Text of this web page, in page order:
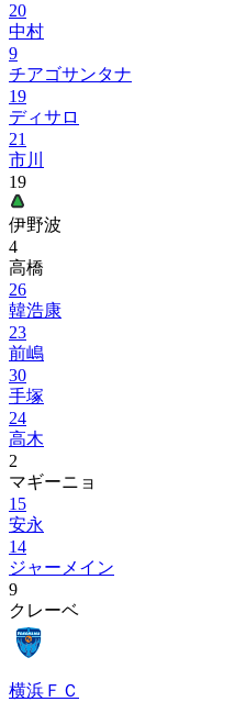
20
中村
9
チアゴサンタナ
19
ディサロ
21
市川
19
伊野波
4
高橋
26
韓浩康
23
前嶋
30
手塚
24
高木
2
マギーニョ
15
安永
14
ジャーメイン
9
クレーベ
横浜ＦＣ